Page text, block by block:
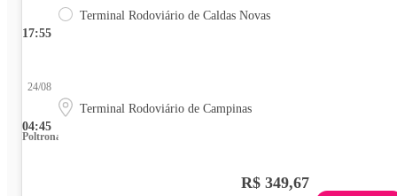
17:55
Terminal Rodoviário de Caldas Novas
04:45
24/08
Terminal Rodoviário de Campinas
Poltrona
R$ 349,67